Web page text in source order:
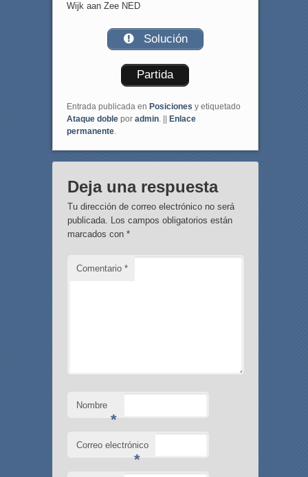
Wijk aan Zee NED
Solución
Partida
Entrada publicada en Posiciones y etiquetado
Ataque doblepor admin. || Enlace
permanente.
Deja una respuesta
Tu dirección de correo electrónico no será
publicada. Los campos obligatorios están
marcados con *
Comentario *
Nombre
*
Correo electrónico
*